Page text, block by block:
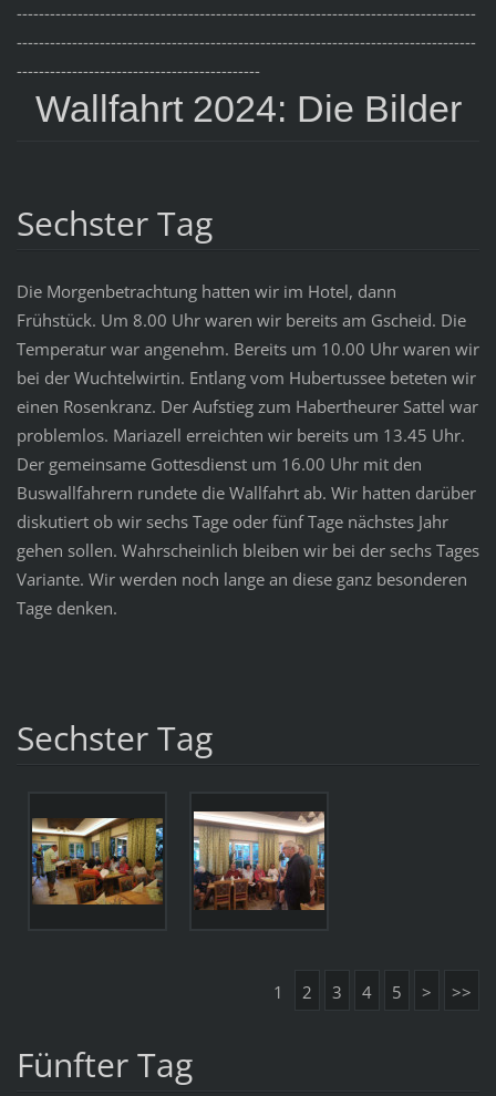
-----------------------------------------------------------------------------------
-----------------------------------------------------------------------------------
--------------------------------------------
Wallfahrt 2024: Die Bilder
Sechster Tag
Die Morgenbetrachtung hatten wir im Hotel, dann
Frühstück. Um 8.00 Uhr waren wir bereits am Gscheid. Die
Temperatur war angenehm. Bereits um 10.00 Uhr waren wir
bei der Wuchtelwirtin. Entlang vom Hubertussee beteten wir
einen Rosenkranz. Der Aufstieg zum Habertheurer Sattel war
problemlos. Mariazell erreichten wir bereits um 13.45 Uhr.
Der gemeinsame Gottesdienst um 16.00 Uhr mit den
Buswallfahrern rundete die Wallfahrt ab. Wir hatten darüber
diskutiert ob wir sechs Tage oder fünf Tage nächstes Jahr
gehen sollen. Wahrscheinlich bleiben wir bei der sechs Tages
Variante. Wir werden noch lange an diese ganz besonderen
Tage denken.
Sechster Tag
1 2 3 4 5 > >>
Fünfter Tag